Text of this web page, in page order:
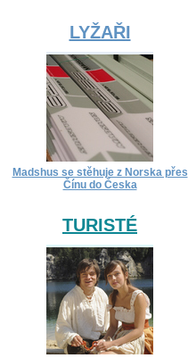
LYŽAŘI
Madshus se stěhuje z Norska přes
Čínu do Česka
TURISTÉ